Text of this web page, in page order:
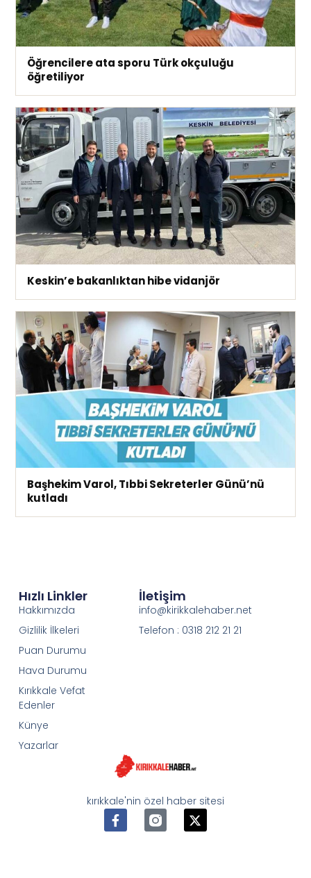
Öğrencilere ata sporu Türk okçuluğu
öğretiliyor
Keskin’e bakanlıktan hibe vidanjör
Başhekim Varol, Tıbbi Sekreterler Günü’nü
kutladı
kırıkkale'nin özel haber sitesi
Hızlı Linkler
Hakkımızda
Gizlilik İlkeleri
Puan Durumu
Hava Durumu
Kırıkkale Vefat
Edenler
Künye
Yazarlar
İletişim
info@kirikkalehaber.net
Telefon : 0318 212 21 21